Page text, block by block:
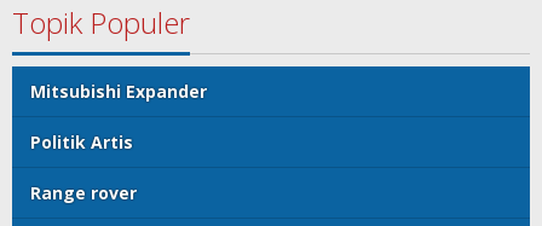
Topik Populer
Mitsubishi Expander
Politik Artis
Range rover